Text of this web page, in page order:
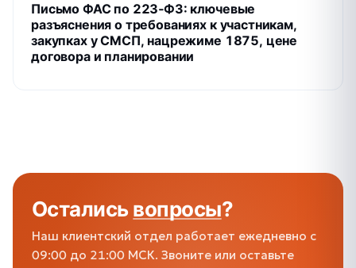
Письмо ФАС по 223‑ФЗ: ключевые
разъяснения о требованиях к участникам,
закупках у СМСП, нацрежиме 1875, цене
договора и планировании
Осталисьвопросы?
Наш клиентский отдел работает ежедневно с
09:00 до 21:00 МСК. Звоните или оставьте